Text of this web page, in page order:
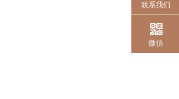
联系我们
微信